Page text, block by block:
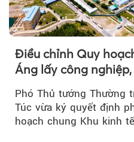
Điều chỉnh Quy
Áng lấy công
Phó Thủ tướng Thường
Túc vừa ký quyết định
hoạch chung Khu kinh